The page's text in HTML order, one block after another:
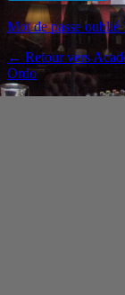
Mot de passe oublié
← Retour vers
Ordo